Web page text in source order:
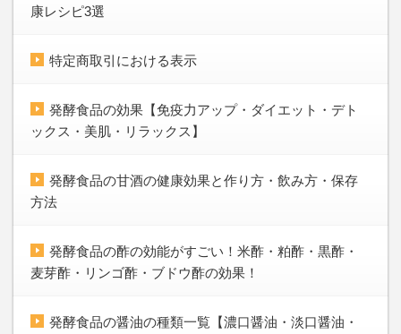
康レシピ3選
特定商取引における表示
発酵食品の効果【免疫力アップ・ダイエット・デト
ックス・美肌・リラックス】
発酵食品の甘酒の健康効果と作り方・飲み方・保存
方法
発酵食品の酢の効能がすごい！米酢・粕酢・黒酢・
麦芽酢・リンゴ酢・ブドウ酢の効果！
発酵食品の醤油の種類一覧【濃口醤油・淡口醤油・